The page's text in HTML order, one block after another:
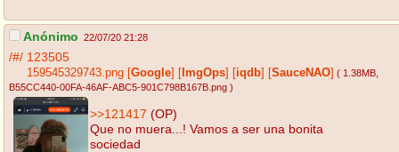
Anónimo 22/07/20 21:28
/#/ 123505
159545329743.png [Google] [ ImgOps] [iqdb] [SauceNAO] ( 1.38MB
B55CC440-00FA-46AF-ABC5-901C798B167B.png )
>>121417 (OP)
Que no muera...! Vamos a ser una bonita
sociedad